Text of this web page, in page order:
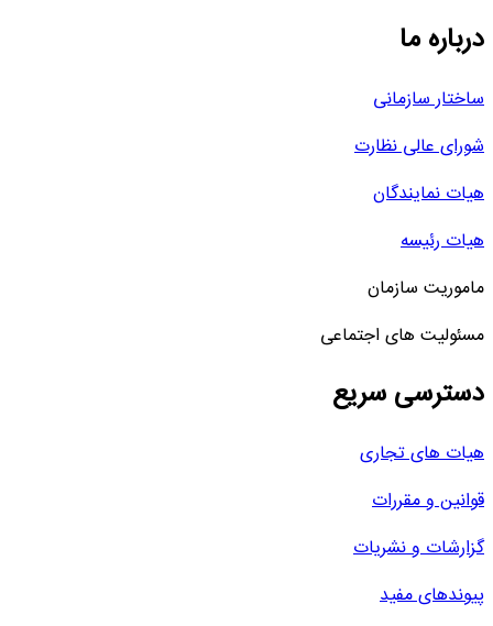
درباره ما
ساختار سازمانی
شورای عالی نظارت
هیات نمایندگان
هیات رئیسه
ماموریت سازمان
مسئولیت های اجتماعی
دسترسی سریع
هیات های تجاری
قوانین و مقررات
گزارشات و نشریات
پیوندهای مفید